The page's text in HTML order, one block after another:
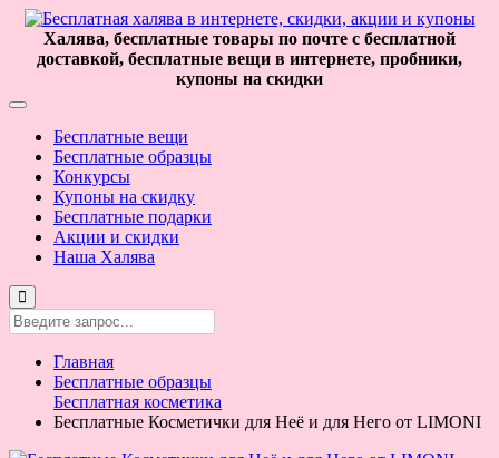
Халява, бесплатные товары по почте с бесплатной
доставкой, бесплатные вещи в интернете, пробники,
купоны на скидки
Бесплатные вещи
Бесплатные образцы
Конкурсы
Купоны на скидку
Бесплатные подарки
Акции и скидки
Наша Халява
Главная
Бесплатные образцы
Бесплатная косметика
Бесплатные Косметички для Неё и для Него от LIMONI